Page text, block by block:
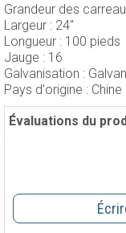
Grandeur des
Largeur : 24"
Longueur : 100 pieds
Jauge : 16
Galvanisation :
Pays d'origine : Chine
Évaluations du